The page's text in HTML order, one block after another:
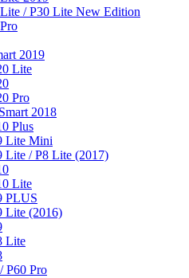
/ P30 Lite New Edition
2019
Lite
Pro
2018
Plus
Lite Mini
/ P8 Lite (2017)
Lite
PLUS
Lite (2016)
Lite
P60 Pro